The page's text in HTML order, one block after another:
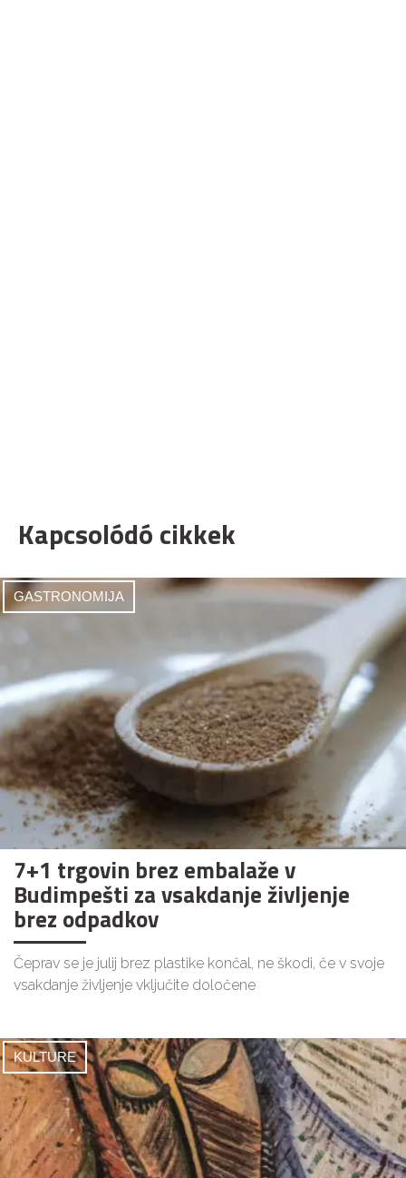
Kapcsolódó cikkek
GASTRONOMIJA
7+1 trgovin brez embalaže v
Budimpešti za vsakdanje življenje
brez odpadkov
Čeprav se je julij brez plastike končal, ne škodi, če v svoje
vsakdanje življenje vključite določene
KULTURE